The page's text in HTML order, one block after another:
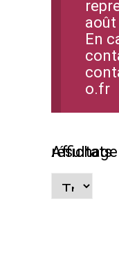
août
En
o.fr
Affichage de 97–120 sur 239 résultats